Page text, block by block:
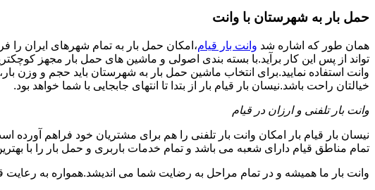
حمل بار به شهرستان با وانت
همان طور که اشاره شد وانت بار قیام،امکان حمل بار به تمام شهرهای ایران
تواند از پس این کار برآید.با بسته بندی اصولی و ماشین های حمل بار مجهز
وانت استفاده نمایید.برای انتخاب ماشین حمل بار به شهرستان باید حجم و وزن
خیالتان راحت باشد.نیسان بار قیام بار از بتدا تا انتهای جابجایی با شما خواهد بود.
وانت بار تلفنی و ارزان در قیام
نیسان بار قیام بار امکان وانت بار تلفنی را هم برای مشتریان خود فراهم
تمام مناطق قیام دارای شعبه می باشد و تمام خدمات باربری و حمل بار را با
وانت بار ما همیشه و در تمام مراحل به رضایت شما می اندیشد.همواره به رعایت